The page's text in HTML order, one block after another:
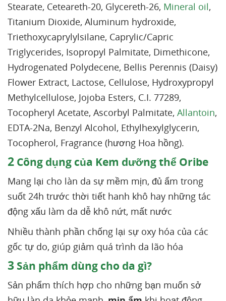
Stearate, Ceteareth-20, Glycereth-26, Mineral oil,
Titanium Dioxide, Aluminum hydroxide,
Triethoxycaprylylsilane, Caprylic/Capric
Triglycerides, Isopropyl Palmitate, Dimethicone,
Hydrogenated Polydecene, Bellis Perennis (Daisy)
Flower Extract, Lactose, Cellulose, Hydroxypropyl
Methylcellulose, Jojoba Esters, C.I. 77289,
Tocopheryl Acetate, Ascorbyl Palmitate, Allantoin,
EDTA-2Na, Benzyl Alcohol, Ethylhexylglycerin,
Tocopherol, Fragrance (hương Hoa hồng).
2 Công dụng của Kem dưỡng thể Oribe
Mang lại cho làn da sự mềm mịn, đủ ẩm trong
suốt 24h trước thời tiết hanh khô hay những tác
động xấu làm da dễ khô nứt, mất nước
Nhiều thành phần chống lại sự oxy hóa của các
gốc tự do, giúp giảm quá trình da lão hóa
3 Sản phẩm dùng cho da gì?
Sản phẩm thích hợp cho những bạn muốn sở